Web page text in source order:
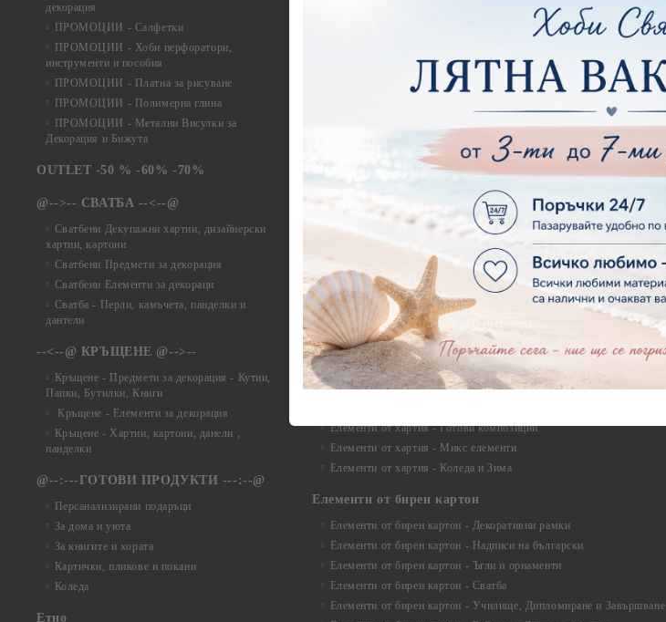
декорация
ПРОМОЦИИ - Салфетки
ПРОМОЦИИ - Хоби перфоратори,
инструменти и пособия
ПРОМОЦИИ - Платна за рисуване
ПРОМОЦИИ - Полимерна глина
ПРОМОЦИИ - Метални Висулки за
Декорация и Бижута
OUTLET -50 % -60% -70%
@-->-- СВАТБА --<--@
Сватбени Декупажни хартии, дизайнерски
хартии, картони
Сватбени Предмети за декорация
Сватбени Елементи за декораци
Сватба - Перли, камъчета, панделки и
дантели
--<--@ КРЪЩЕНЕ @-->--
Кръщене - Предмети за декорация - Кутии,
Папки, Бутилки, Книги
Кръщене - Елементи за декорация
Кръщене - Хартии, картони, данели ,
панделки
@--:---ГОТОВИ ПРОДУКТИ ---:--@
Персанализирани подаръци
За дома и уюта
За книгите и хората
Картички, пликове и покани
Коледа
Етно
Елементи от хартия
Елементи от хартия - Детски
Елементи от хартия - Училище, Дипломиране и Абитуриентски
Елементи от хартия - Животни, птици, пеперуди
Елементи от хартия - Любов, Сватба, Свети Валентин
Елементи от хартия - Дантели, бордюри, ъгли
Елементи от хартия - Рамки
Елементи от хартия - Цветя, листа и клони
Елементи от хартия - За Жени
Елементи от хартия - За Мъже
Елементи от хартия - Морски
Елементи от хартия - Къщи, Врати, Прозорци, Огради, Фенери
Елементи от хартия - Пътешествия и Фото моменти
Елементи то хартия - Такове, табелки, етикети
Елементи от хартия - Многопластови елементи
Елементи от хартия - Готови композиции
Елементи от хартия - Микс елементи
Елементи от хартия - Коледа и Зима
Елементи от бирен картон
Елементи от бирен картон - Декоративни рамки
Елементи от бирен картон - Надписи на български
Елементи от бирен картон - Ъгли и орнаменти
Елементи от бирен картон - Сватба
Елементи от бирен картон - Училище, Дипломиране и Завършване